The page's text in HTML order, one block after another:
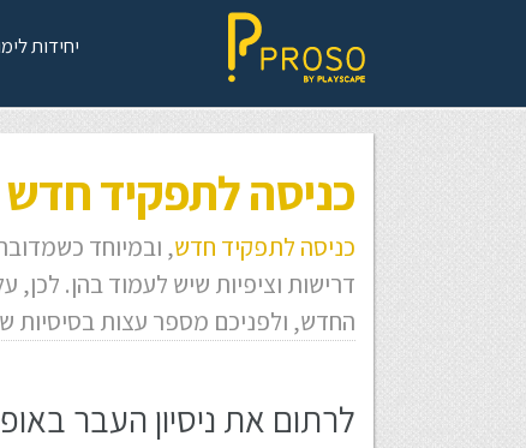
יחידות
כניסה לתפקיד
כניסה לתפקיד חדש, ובמיוחד
דרישות וציפיות שיש לעמוד בהן.
החדש, ולפניכם מספר עצות בסיסיות
לרתום את ניסיון העבר